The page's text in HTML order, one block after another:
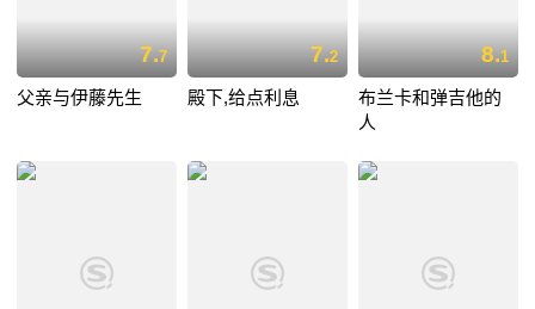
7.7
父亲与伊藤先生
7.2
殿下,给点利息
8.1
布兰卡和弹吉他的
人